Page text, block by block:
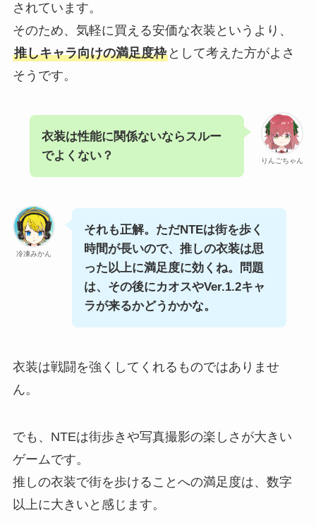
されています。
そのため、気軽に買える安価な衣装というより、
推しキャラ向けの満足度枠として考えた方がよさ
そうです。
りんごちゃん
衣装は性能に関係ないならスルー
でよくない？
冷凍みかん
それも正解。ただNTEは街を歩く
時間が長いので、推しの衣装は思
った以上に満足度に効くね。問題
は、その後にカオスやVer.1.2キャ
ラが来るかどうかかな。
衣装は戦闘を強くしてくれるものではありませ
ん。
でも、NTEは街歩きや写真撮影の楽しさが大きい
ゲームです。
推しの衣装で街を歩けることへの満足度は、数字
以上に大きいと感じます。